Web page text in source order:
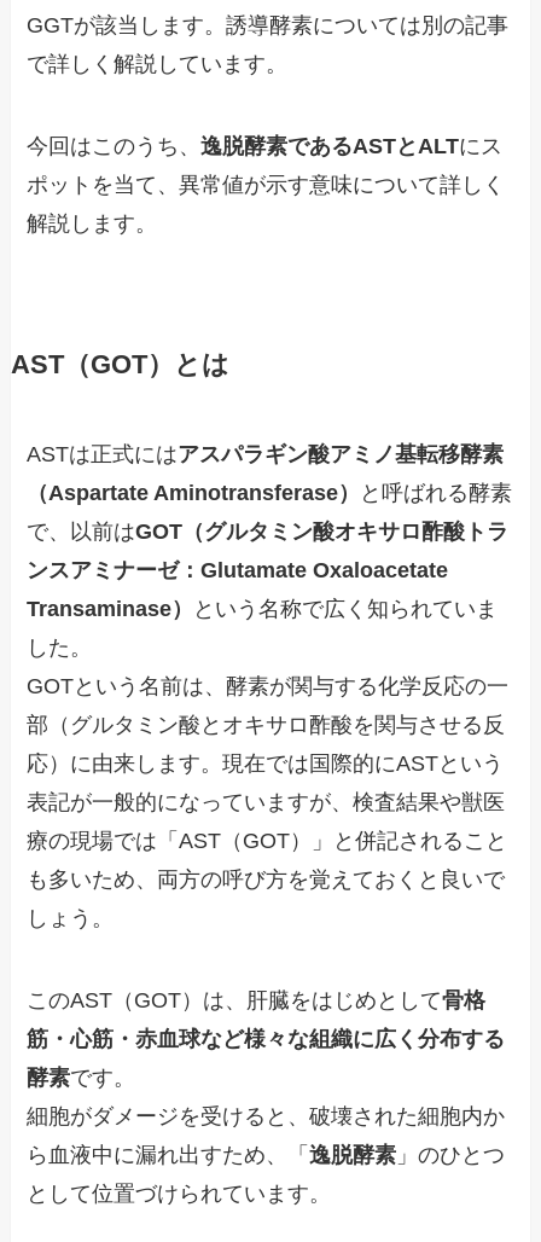
GGTが該当します。誘導酵素については別の記事
で詳しく解説しています。
今回はこのうち、逸脱酵素であるASTとALTにス
ポットを当て、異常値が示す意味について詳しく
解説します。
AST（GOT）とは
ASTは正式にはアスパラギン酸アミノ基転移酵素
（Aspartate Aminotransferase）
と呼ばれる酵素
で、以前はGOT（グルタミン酸オキサロ酢酸トラ
ンスアミナーゼ：Glutamate Oxaloacetate
Transaminase）
という名称で広く知られていま
した。
GOTという名前は、酵素が関与する化学反応の一
部（グルタミン酸とオキサロ酢酸を関与させる反
応）に由来します。現在では国際的にASTという
表記が一般的になっていますが、検査結果や獣医
療の現場では「AST（GOT）」と併記されること
も多いため、両方の呼び方を覚えておくと良いで
しょう。
このAST（GOT）は、肝臓をはじめとして骨格
筋・心筋・赤血球など様々な組織に広く分布する
酵素です。
細胞がダメージを受けると、破壊された細胞内か
ら血液中に漏れ出すため、「逸脱酵素 」のひとつ
として位置づけられています。